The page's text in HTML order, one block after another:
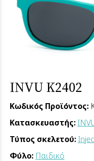
INVU K2402
Κωδικός Προϊόντος:
Κατασκευαστής:
Τύπος σκελετού:
Φύλο: Παιδικό